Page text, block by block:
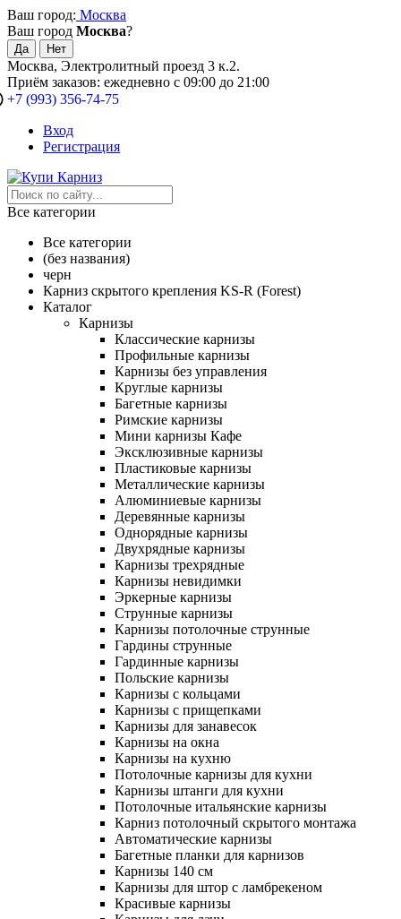
Ваш город: Москва
Ваш город Москва?
Москва, Электролитный проезд 3 к.2.
Приём заказов: ежедневно с 09:00 до 21:00
+7 (993) 356-74-75
Вход
Регистрация
Все категории
Все категории
(без названия)
черн
Карниз скрытого крепления KS-R (Forest)
Каталог
Карнизы
Классические карнизы
Профильные карнизы
Карнизы без управления
Круглые карнизы
Багетные карнизы
Римские карнизы
Мини карнизы Кафе
Эксклюзивные карнизы
Пластиковые карнизы
Металлические карнизы
Алюминиевые карнизы
Деревянные карнизы
Однорядные карнизы
Двухрядные карнизы
Карнизы трехрядные
Карнизы невидимки
Эркерные карнизы
Струнные карнизы
Карнизы потолочные струнные
Гардины струнные
Гардинные карнизы
Польские карнизы
Карнизы с кольцами
Карнизы с прищепками
Карнизы для занавесок
Карнизы на окна
Карнизы на кухню
Потолочные карнизы для кухни
Карнизы штанги для кухни
Потолочные итальянские карнизы
Карниз потолочный скрытого монтажа
Автоматические карнизы
Багетные планки для карнизов
Карнизы 140 см
Карнизы для штор с ламбрекеном
Красивые карнизы